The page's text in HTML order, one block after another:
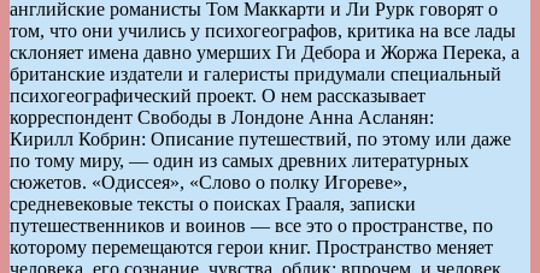
английские романисты Том Маккарти и Ли Рурк говорят о
том, что они учились у психогеографов, критика на все лады
склоняет имена давно умерших Ги Дебора и Жоржа Перека, а
британские издатели и галеристы придумали специальный
психогеографический проект. О нем рассказывает
корреспондент Свободы в Лондоне Анна Асланян:
Кирилл Кобрин: Описание путешествий, по этому или даже
по тому миру, — один из самых древних литературных
сюжетов. «Одиссея», «Слово о полку Игореве»,
средневековые тексты о поисках Грааля, записки
путешественников и воинов — все это о пространстве, по
которому перемещаются герои книг. Пространство меняет
человека, его сознание, чувства, облик; впрочем, и человек,